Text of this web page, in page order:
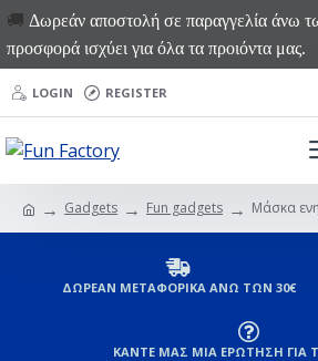
🚚 Δωρεάν αποστολή σε παραγγελία άνω
προσφορά ισχύει για όλα τα προιόντα μας.
LOGIN REGISTER
Gadgets Fun gadgets Μάσκα
ΔΩΡΕΑΝ ΜΕΤΑΦΟΡΙΚΑ ΑΝΩ ΤΩΝ 30€
ΚΑΝΤΕ ΜΑΣ ΜΙΑ ΕΡΩΤΗΣΗ ΓΙΑ